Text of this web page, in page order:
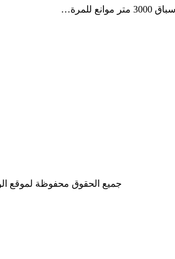
جميع الحقوق محفوظة لموقع الوطن24